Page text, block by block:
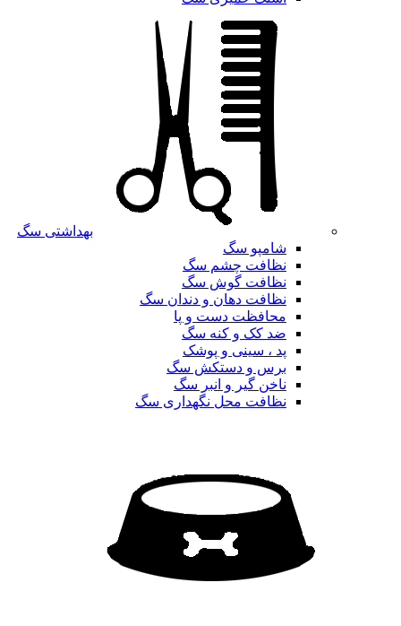
بهداشتی سگ
شامپو سگ
نظافت چشم سگ
نظافت گوش سگ
نظافت دهان و دندان سگ
محافظت دست و پا
ضد کک و کنه سگ
پد ، سینی و پوشک
برس و دستکش سگ
ناخن گیر و انبر سگ
نظافت محل نگهداری سگ